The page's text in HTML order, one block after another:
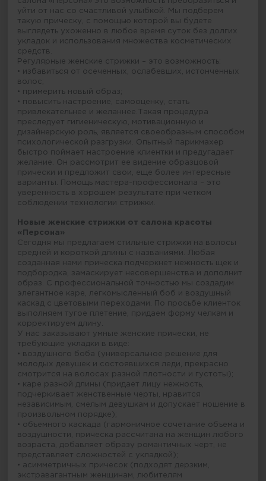
уйти от нас со счастливой улыбкой. Мы подберем
такую прическу, с помощью которой вы будете
выглядеть ухоженно в любое время суток без долгих
укладок и использования множества косметических
средств.
Регулярные женские стрижки – это возможность:
• избавиться от осеченных, ослабевших, истонченных
волос;
• примерить новый образ;
• повысить настроение, самооценку, стать
привлекательнее и желаннее.Такая процедура
преследует гигиеническую, мотивационную и
дизайнерскую роль, является своеобразным способом
психологической разгрузки. Опытный парикмахер
быстро поймает настроение клиентки и предугадает
желание. Он рассмотрит ее видение образцовой
прически и предложит свои, еще более интересные
варианты. Помощь мастера-профессионала – это
уверенность в хорошем результате при четком
соблюдении технологии стрижки.
Новые женские стрижки от салона красоты
«Персона»
Сегодня мы предлагаем стильные стрижки на волосы
средней и короткой длины с названиями. Любая
созданная нами прическа подчеркнет нежность щек и
подбородка, замаскирует несовершенства и дополнит
образ. С профессиональной точностью мы создадим
элегантное каре, легкомысленный боб и воздушный
каскад с цветовыми переходами. По просьбе клиенток
выполняем тугое плетение, придаем форму челкам и
корректируем длину.
У нас заказывают умные женские прически, не
требующие укладки в виде:
• воздушного боба (универсальное решение для
молодых девушек и состоявшихся леди, прекрасно
смотрится на волосах разной плотности и густоты);
• каре разной длины (придает лицу нежность,
подчеркивает женственные черты, нравится
независимым, смелым девушкам и допускает ношение в
произвольном порядке);
• объемного каскада (гармоничное сочетание объема и
воздушности, прическа рассчитана на женщин любого
возраста, добавляет образу романтичных черт, не
представляет сложностей с укладкой);
• асимметричных причесок (подходят дерзким,
экстравагантным женщинам, любителям